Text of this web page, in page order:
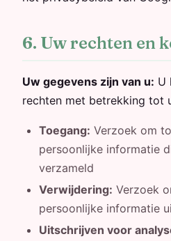
6. Uw rechten en
Uw gegevens zijn van u: U
rechten met betrekking tot
Toegang: Verzoek om
persoonlijke informatie
verzameld
Verwijdering: Verzoek
persoonlijke informatie
Uitschrijven voor